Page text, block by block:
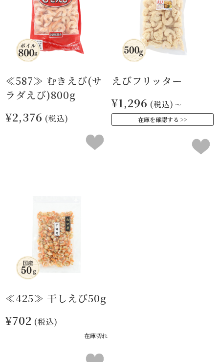
≪587≫ むきえび(サ
ラダえび)800g
¥2,376 (税込)
えびフリッター
¥1,296 (税込) ～
在庫を確認する
≪425≫ 干しえび50g
¥702 (税込)
在庫切れ